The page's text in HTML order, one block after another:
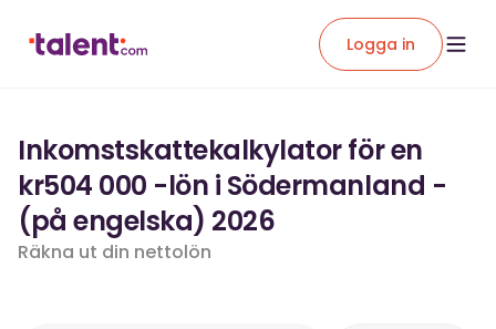
Logga in
Inkomstskattekalkylator för en
kr504 000 -lön i Södermanland -
(på engelska) 2026
Räkna ut din nettolön